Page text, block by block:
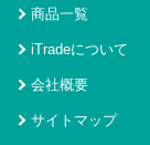
商品一覧
iTradeについて
会社概要
サイトマップ